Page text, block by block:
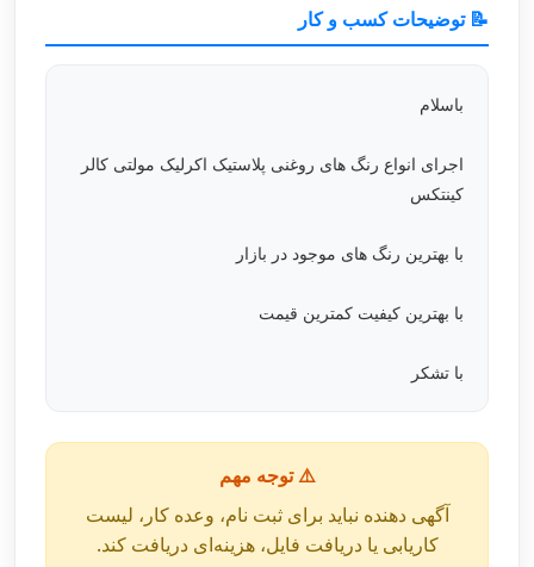
📝 توضیحات کسب و کار
باسلام
اجرای انواع رنگ های روغنی پلاستیک اکرلیک مولتی کالر
کینتکس
با بهترین رنگ های موجود در بازار
با بهترین کیفیت کمترین قیمت
با تشکر
⚠️ توجه مهم
آگهی دهنده نباید برای ثبت نام، وعده کار، لیست
کاریابی یا دریافت فایل، هزینه‌ای دریافت کند.